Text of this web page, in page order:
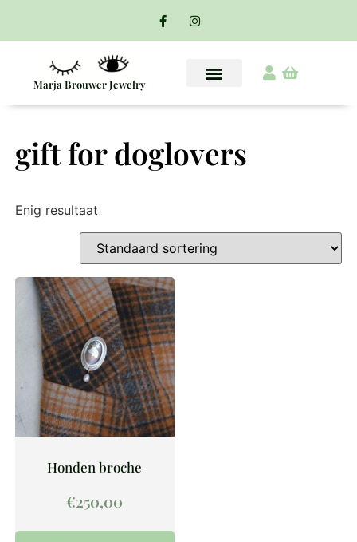
Marja Brouwer Jewelry
gift for doglovers
Enig resultaat
Honden broche
€250,00